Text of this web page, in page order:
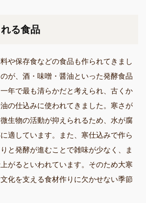
る食品
や保存食などの食品も作られてきまし
が、酒・味噌・醤油といった発酵食品
年で最も清らかだと考えられ、古くか
の仕込みに使われてきました。寒さが
生物の活動が抑えられるため、水が腐
適しています。また、寒仕込みで作ら
と発酵が進むことで雑味が少なく、ま
がるといわれています。そのため大寒
化を支える食材作りに欠かせない季節